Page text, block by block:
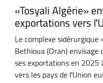
«Tosyali Algérie»
exportations vers
Le complexe sidérurgique
Bethioua (Oran)
ses exportations en
vers les pays de l'Union